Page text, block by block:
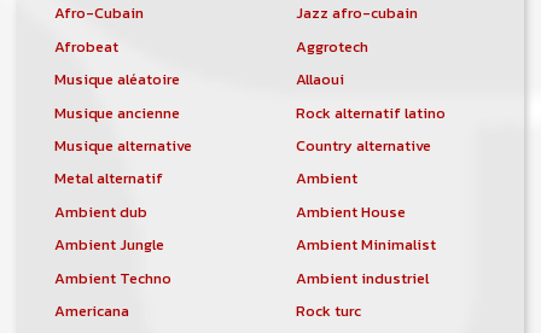
Afro-Cubain
Jazz afro-cubain
Afrobeat
Aggrotech
Musique aléatoire
Allaoui
Musique ancienne
Rock alternatif latino
Musique alternative
Country alternative
Metal alternatif
Ambient
Ambient dub
Ambient House
Ambient Jungle
Ambient Minimalist
Ambient Techno
Ambient industriel
Americana
Rock turc